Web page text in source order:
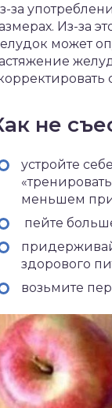
за
Из-за
может
не
устройте
меньшем
пейте
здорового
возьмите